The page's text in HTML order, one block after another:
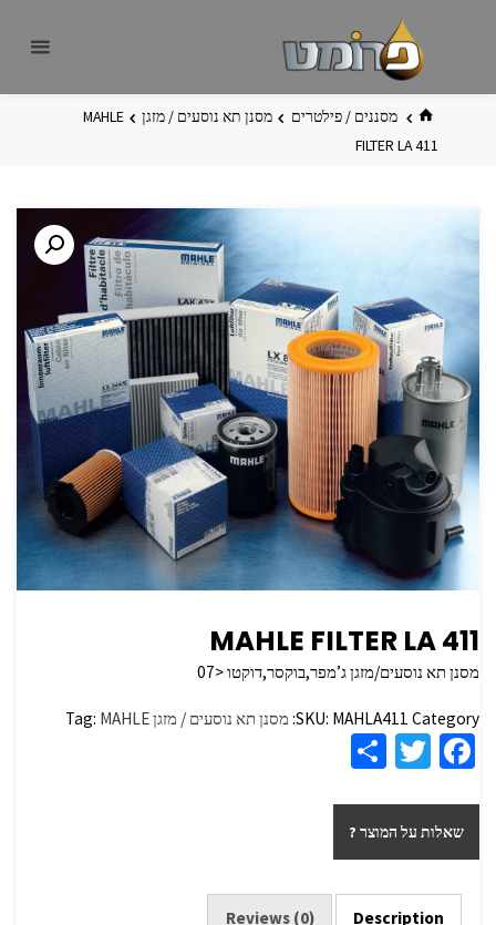
בית מסננים / פילטרים מסנן תא נוסעים / מזגן
MAHLE
FILTER LA 411
MAHLE FILTER LA 411
מסנן תא נוסעים/מזגן ג’מפר,בוקסר,דוקטו <07
SKU: MAHLA411 Category: מסנן תא נוסעים / מזגן Tag: MAHLE
Fa
b
o
o
T
tt
er
ar
e
שאלות על המוצר ?
Description
Reviews (0)